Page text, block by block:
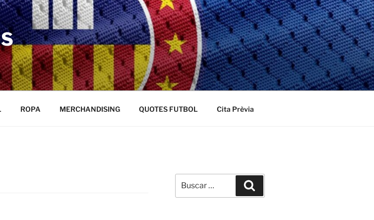
ROPA MERCHANDISING QUOTES FUTBOL Cita Prèvia
por: